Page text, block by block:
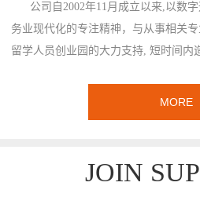
公司自2002年11月成立以来,以数字
务业现代化的专注精神，与从事相关
留学人员创业园的大力支持, 短时间
MORE
JOIN